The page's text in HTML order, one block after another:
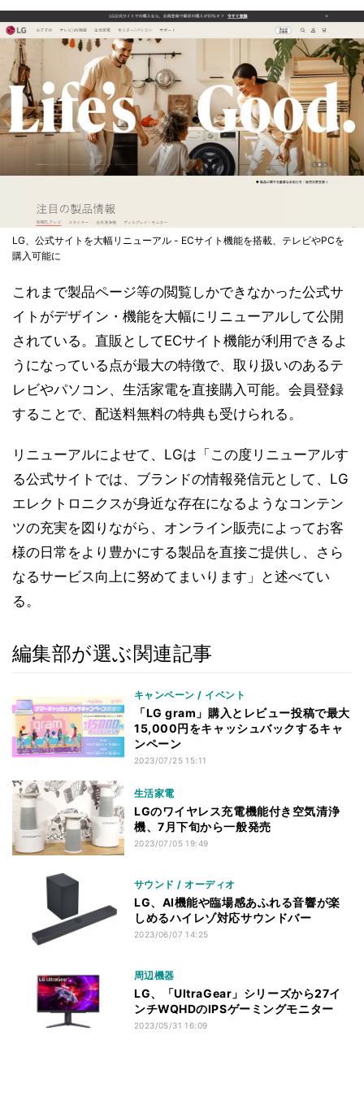
LG、公式サイトを大幅リニューアル - ECサイト機能を搭載、テレビやPCを
購入可能に
これまで製品ページ等の閲覧しかできなかった公式サ
イトがデザイン・機能を大幅にリニューアルして公開
されている。直販としてECサイト機能が利用できるよ
うになっている点が最大の特徴で、取り扱いのあるテ
レビやパソコン、生活家電を直接購入可能。会員登録
することで、配送料無料の特典も受けられる。
リニューアルによせて、LGは「この度リニューアルす
る公式サイトでは、ブランドの情報発信元として、LG
エレクトロニクスが身近な存在になるようなコンテン
ツの充実を図りながら、オンライン販売によってお客
様の日常をより豊かにする製品を直接ご提供し、さら
なるサービス向上に努めてまいります」と述べてい
る。
編集部が選ぶ関連記事
キャンペーン / イベント
「LG gram」購入とレビュー投稿で最大
15,000円をキャッシュバックするキャ
ンペーン
2023/07/25 15:11
生活家電
LGのワイヤレス充電機能付き空気清浄
機、7月下旬から一般発売
2023/07/05 19:49
サウンド / オーディオ
LG、AI機能や臨場感あふれる音響が楽
しめるハイレゾ対応サウンドバー
2023/06/07 14:25
周辺機器
LG、「UltraGear」シリーズから27イ
ンチWQHDのIPSゲーミングモニター
2023/05/31 16:09